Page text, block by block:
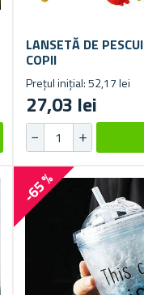
LANSETĂ DE
COPII
Prețul inițial: 52,17 lei
27,03 lei
-65 %